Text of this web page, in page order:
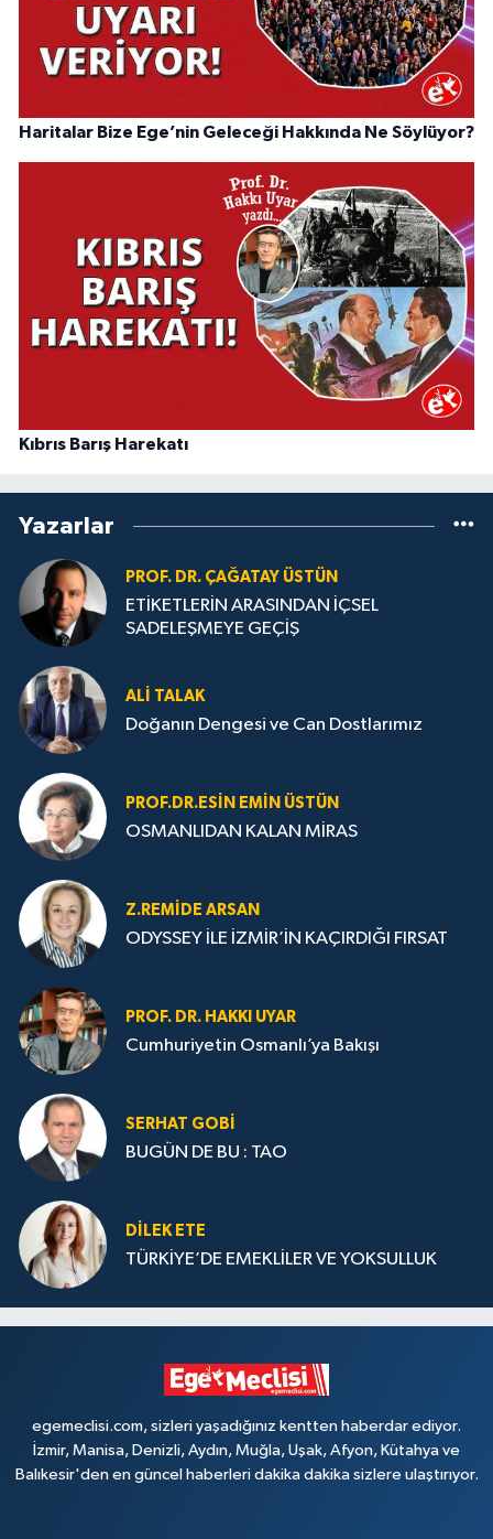
Haritalar Bize Ege’nin Geleceği Hakkında Ne Söylüyor?
Kıbrıs Barış Harekatı
Yazarlar
PROF. DR. ÇAĞATAY ÜSTÜN
ETİKETLERİN ARASINDAN İÇSEL
SADELEŞMEYE GEÇİŞ
ALI TALAK
Doğanın Dengesi ve Can Dostlarımız
PROF.DR.ESIN EMIN ÜSTÜN
OSMANLIDAN KALAN MİRAS
Z.REMIDE ARSAN
ODYSSEY İLE İZMİR’İN KAÇIRDIĞI FIRSAT
PROF. DR. HAKKI UYAR
Cumhuriyetin Osmanlı’ya Bakışı
SERHAT GOBİ
BUGÜN DE BU : TAO
DILEK ETE
TÜRKİYE’DE EMEKLİLER VE YOKSULLUK
egemeclisi.com, sizleri yaşadığınız kentten haberdar ediyor.
İzmir, Manisa, Denizli, Aydın, Muğla, Uşak, Afyon, Kütahya ve
Balıkesir'den en güncel haberleri dakika dakika sizlere ulaştırıyor.